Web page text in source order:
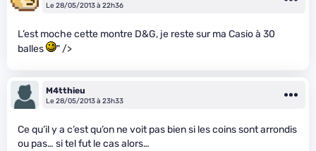
Le 28/05/2013 à 22h36
L’est moche cette montre D&G, je reste sur ma Casio à 30
balles
" />
M4tthieu
Le 28/05/2013 à 23h33
Ce qu’il y a c’est qu’on ne voit pas bien si les coins sont arrondis
ou pas… si tel fut le cas alors…